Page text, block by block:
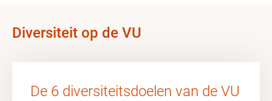
Diversiteit op de VU
De 6 diversiteitsdoelen van de VU